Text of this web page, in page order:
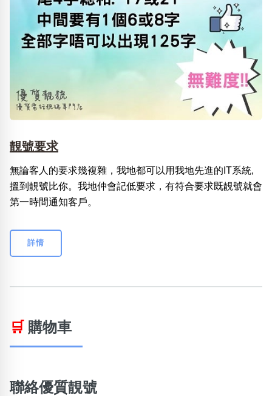
靚號要求
無論客人的要求幾複雜，我地都可以用我地先進的IT系統,
搵到靚號比你。我地仲會記低要求，有符合要求既靚號就會
第一時間通知客戶。
詳情
🛒 購物車
聯絡優質靚號